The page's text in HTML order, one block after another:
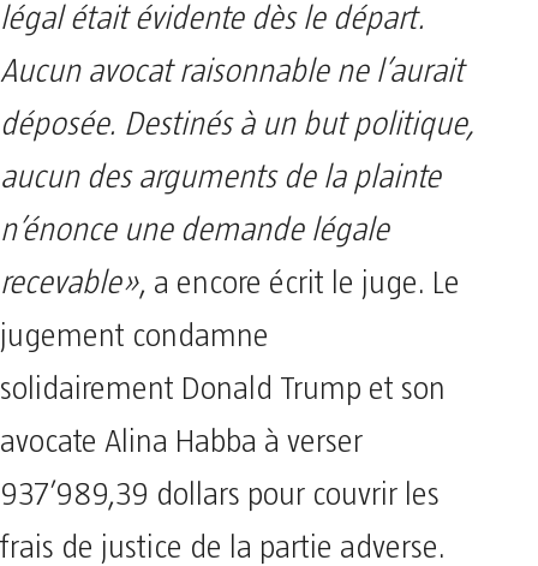
légal était évidente dès le départ.
Aucun avocat raisonnable ne l’aurait
déposée. Destinés à un but politique,
aucun des arguments de la plainte
n’énonce une demande légale
recevable», a encore écrit le juge. Le
jugement condamne
solidairement Donald Trump et son
avocate Alina Habba à verser
937’989,39 dollars pour couvrir les
frais de justice de la partie adverse.